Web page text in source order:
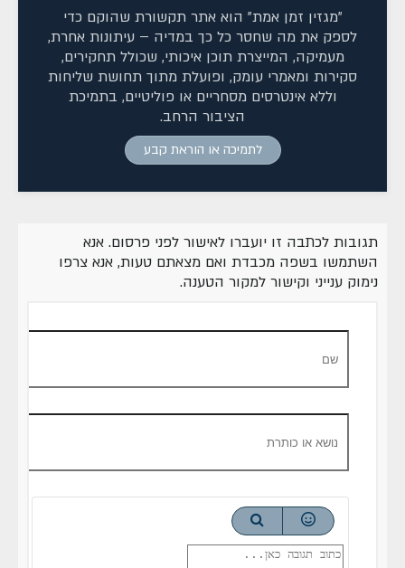
"מגזין זמן אמת" הוא אתר תקשורת שהוקם כדי
לספק את מה שחסר כל כך במדיה – עיתונות אחרת,
מעמיקה, המייצרת תוכן איכותי, שכולל תחקירים,
סקירות ומאמרי עומק, ופועלת מתוך תחושת שליחות
וללא אינטרסים מסחריים או פוליטיים, בתמיכת
הציבור הרחב.
לתמיכה או הוראת קבע
תגובות לכתבה זו יועברו לאישור לפני פרסום. אנא
השתמשו בשפה מכבדת ואם מצאתם טעות, אנא צרפו
נימוק ענייני וקישור למקור הטענה.